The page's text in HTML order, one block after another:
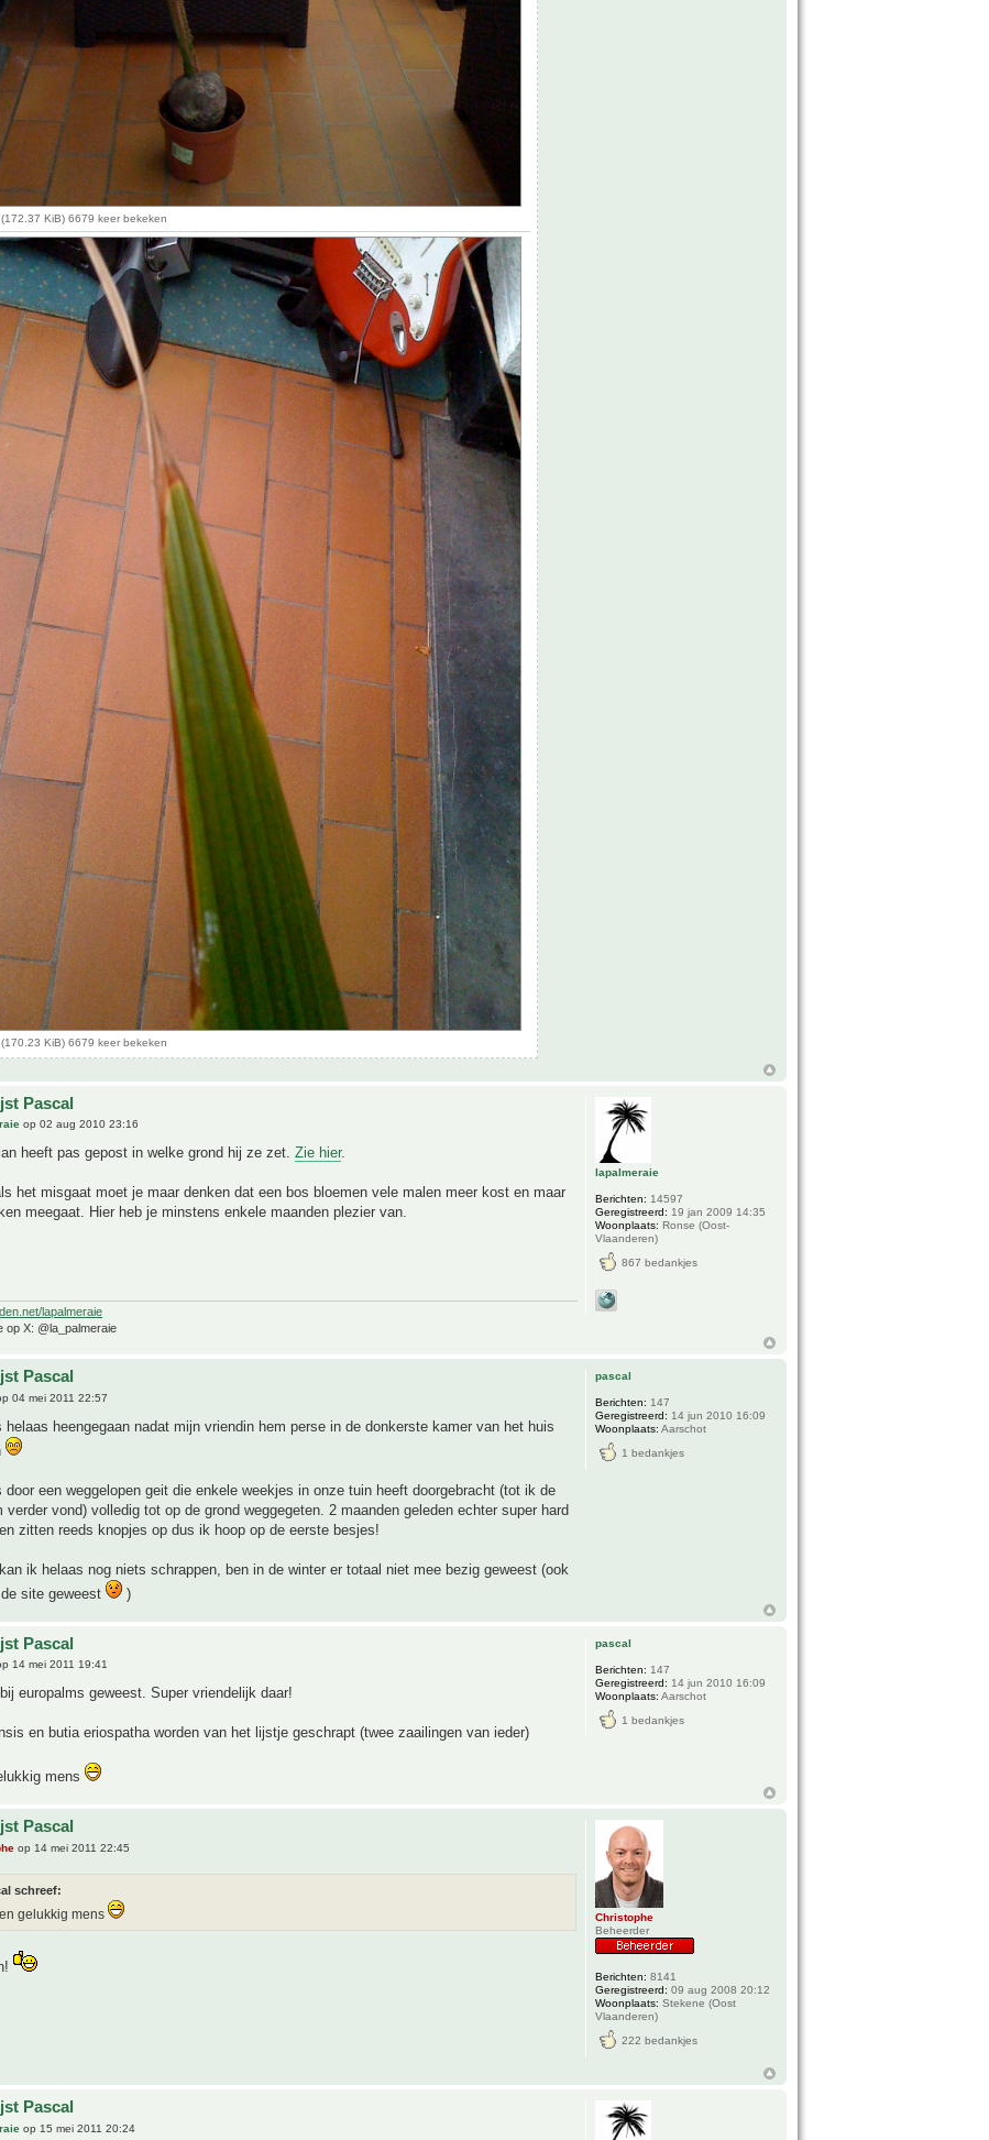
KiB) 6679 keer bekeken
KiB) 6679 keer bekeken
Pascal
op 02 aug 2010 23:16
heeft pas gepost in welke grond hij ze zet. Zie hier.
het misgaat moet je maar denken dat een bos bloemen vele malen meer kost en maar
meegaat. Hier heb je minstens enkele maanden plezier van.
lapalmeraie
op X: @la_palmeraie
lapalmeraie
Berichten: 14597
Geregistreerd: 19 jan 2009 14:35
Woonplaats: Ronse (Oost-
Vlaanderen)
867 bedankjes
Pascal
04 mei 2011 22:57
heengegaan nadat mijn vriendin hem perse in de donkerste kamer van het huis
door een weggelopen geit die enkele weekjes in onze tuin heeft doorgebracht (tot ik de
verder vond) volledig tot op de grond weggegeten. 2 maanden geleden echter super hard
zitten reeds knopjes op dus ik hoop op de eerste besjes!
ik helaas nog niets schrappen, ben in de winter er totaal niet mee bezig geweest (ook
site geweest
)
pascal
Berichten: 147
Geregistreerd: 14 jun 2010 16:09
Woonplaats: Aarschot
1 bedankjes
Pascal
14 mei 2011 19:41
europalms geweest. Super vriendelijk daar!
en butia eriospatha worden van het lijstje geschrapt (twee zaailingen van ieder)
mens
pascal
Berichten: 147
Geregistreerd: 14 jun 2010 16:09
Woonplaats: Aarschot
1 bedankjes
Pascal
op 14 mei 2011 22:45
schreef:
gelukkig mens
Christophe
Beheerder
Berichten: 8141
Geregistreerd: 09 aug 2008 20:12
Woonplaats: Stekene (Oost
Vlaanderen)
222 bedankjes
Pascal
op 15 mei 2011 20:24